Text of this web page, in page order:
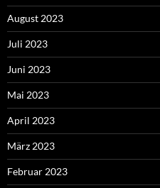
August 2023
Juli 2023
Juni 2023
Mai 2023
April 2023
März 2023
Februar 2023